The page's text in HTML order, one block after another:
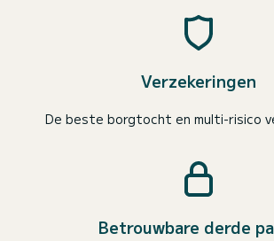
Verzekeringen
De beste borgtocht en multi-risico
Betrouwbare derde